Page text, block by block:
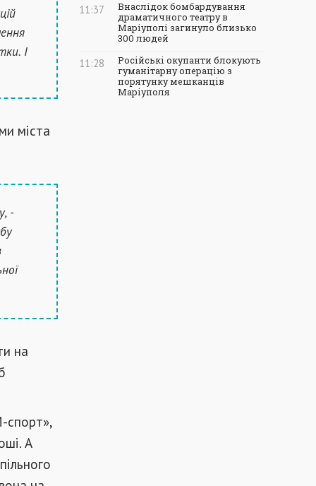
І
міста
-
на
спорт»,
А
11:37
Внаслідок бомбардування
драматичного театру в
Маріуполі загинуло близько
300 людей
11:28
Російські окупанти блокують
гуманітарну операцію з
порятунку мешканців
Маріуполя